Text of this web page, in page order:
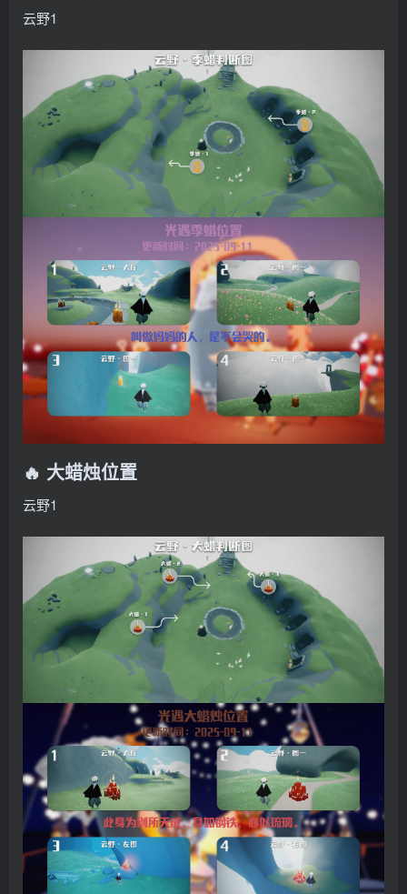
云野1
🔥 大蜡烛位置
云野1